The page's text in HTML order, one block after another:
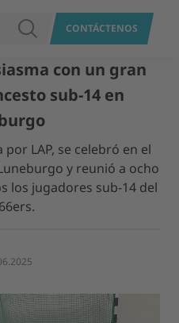
BUSCARCONTÁCTENOS
con un gran
sub-14 en
por LAP, se celebró en el
y reunió a ocho
los jugadores sub-14 del